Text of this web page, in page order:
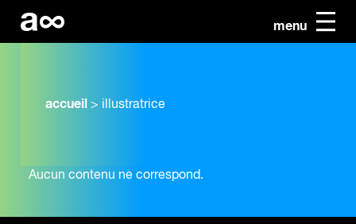
menu
accueil > illustratrice
Aucun contenu ne correspond.